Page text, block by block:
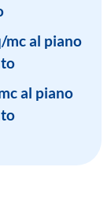
mc al piano
al piano